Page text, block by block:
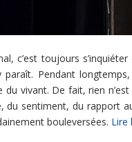
c’est toujours
paraît. Pendant
du vivant. De fait, rien
du sentiment, du rapport
bouleversées. Lire